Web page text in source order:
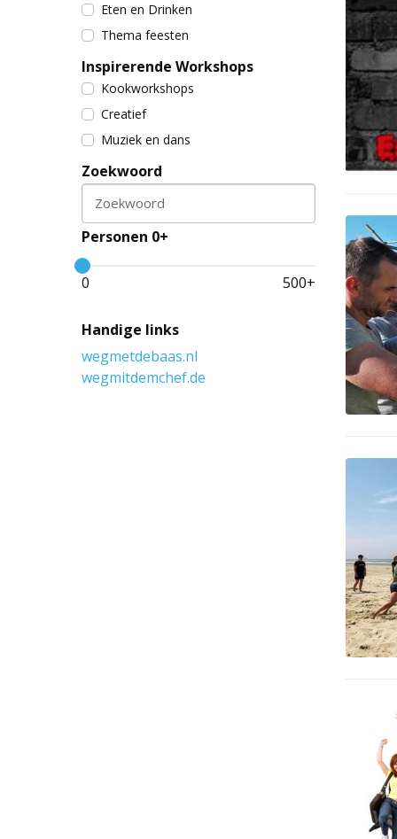
Eten en Drinken
Thema feesten
Inspirerende Workshops
Kookworkshops
Creatief
Muziek en dans
Zoekwoord
Zoekwoord
Personen 0+
0 500+
Handige links
wegmetdebaas.nl
wegmitdemchef.de